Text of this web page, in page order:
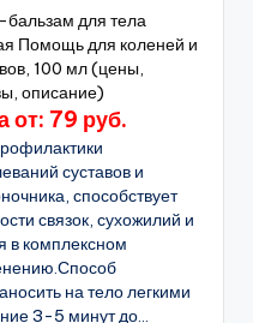
для тела
Помощь для коленей и
100 мл (цены,
описание)
от: 79 руб.
суставов и
способствует
связок, сухожилий и
в комплексном
на тело легкими
3-5 минут до...